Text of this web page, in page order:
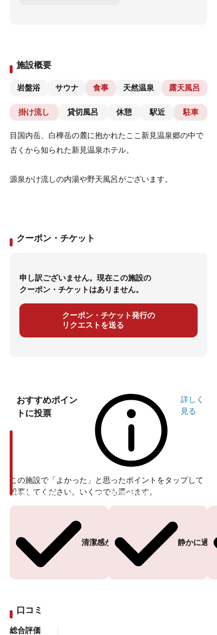
施設概要
岩盤浴 サウナ 食事 天然温泉 露天風呂
掛け流し 貸切風呂 休憩 駅近 駐車
目国内岳、白樺岳の麓に抱かれたここ新見温泉郷の中で
古くから知られた新見温泉ホテル。
源泉かけ流しの内湯や野天風呂がございます。
クーポン・チケット
申し訳ございません。現在この施設の
クーポン・チケットはありません。
クーポン・チケット発行の
リクエストを送る
おすすめポイン
トに投票
詳しく
見る
この施設で「よかった」と思ったポイントをタップして
投票してください。いくつでも選べます。
清潔感がある
投票ありがとうございます
静かに過
投票ありがとうございます
口コミ
総合評価